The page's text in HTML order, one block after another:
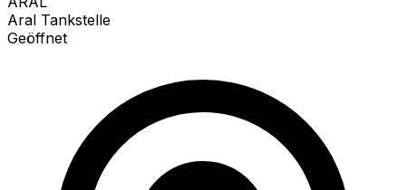
Aral Tankstelle
Geöffnet